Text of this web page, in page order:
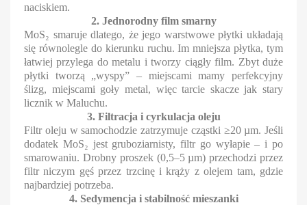
naciskiem.
2. Jednorodny film smarny
MoS₂ smaruje dlatego, że jego warstwowe płytki układają
się równolegle do kierunku ruchu. Im mniejsza płytka, tym
łatwiej przylega do metalu i tworzy ciągły film. Zbyt duże
płytki tworzą „wyspy” – miejscami mamy perfekcyjny
ślizg, miejscami goły metal, więc tarcie skacze jak stary
licznik w Maluchu.
3. Filtracja i cyrkulacja oleju
Filtr oleju w samochodzie zatrzymuje cząstki ≥20 µm. Jeśli
dodatek MoS₂ jest gruboziarnisty, filtr go wyłapie – i po
smarowaniu. Drobny proszek (0,5–5 µm) przechodzi przez
filtr niczym gęś przez trzcinę i krąży z olejem tam, gdzie
najbardziej potrzeba.
4. Sedymencja i stabilność mieszanki